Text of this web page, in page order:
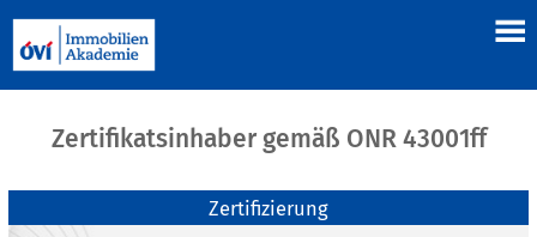
Zertifikatsinhaber gemäß ONR 43001ff
Zertifizierung